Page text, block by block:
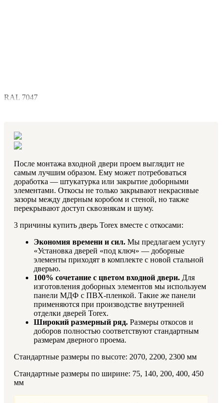
RAL 7047
После монтажа входной двери проем выглядит не
самым лучшим образом. Ему может потребоваться
доработка — штукатурка или закрытие доборными
элементами. Откосы не только закрывают некрасивые
зазоры между дверным коробом и стеной, но также
перекрывают доступ сквознякам и шуму.
3 причины купить дверь Torex вместе с откосами:
Экономия времени и сил. Мы предлагаем услугу
«Установка дверей «под ключ» — доборные
элементы приходят в комплекте с новой стальной
дверью.
100% сочетание с цветом входной двери. Для
изготовления доборных элементов мы используем
панели МДФ с ПВХ-пленкой. Такие же панели
применяются при производстве внутренней
отделки дверей Torex.
Широкий размерный ряд. Размеры откосов и
доборов полностью соответствуют стандартным
размерам дверного проема.
Стандартные размеры по высоте: 2070, 2200, 2300 мм
Стандартные размеры по ширине: 75, 140, 200, 400, 450
мм